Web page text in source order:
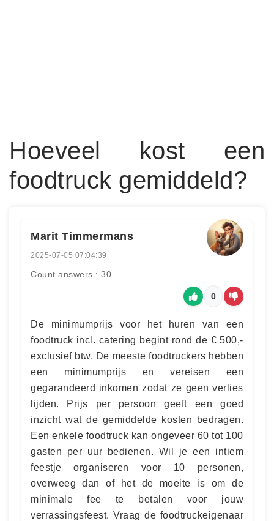
Hoeveel kost een
foodtruck gemiddeld?
Marit Timmermans
2025-07-05 07:04:39
Count answers : 30
0
De minimumprijs voor het huren van een
foodtruck incl. catering begint rond de € 500,-
exclusief btw. De meeste foodtruckers hebben
een minimumprijs en vereisen een
gegarandeerd inkomen zodat ze geen verlies
lijden. Prijs per persoon geeft een goed
inzicht wat de gemiddelde kosten bedragen.
Een enkele foodtruck kan ongeveer 60 tot 100
gasten per uur bedienen. Wil je een intiem
feestje organiseren voor 10 personen,
overweeg dan of het de moeite is om de
minimale fee te betalen voor jouw
verrassingsfeest. Vraag de foodtruckeigenaar